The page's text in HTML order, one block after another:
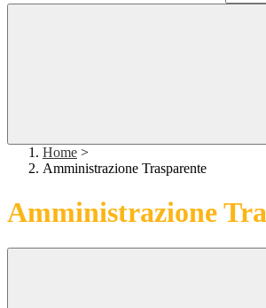
Home >
Amministrazione Trasparente
Amministrazione